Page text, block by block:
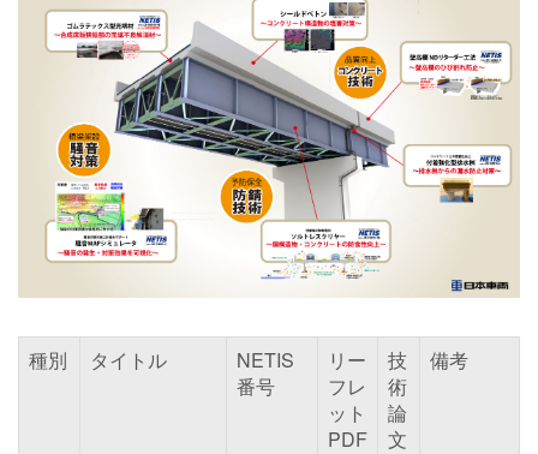
種別 タイトル
NETIS
番号
リー
フレ
ット
PDF
技
術
論
文
備考